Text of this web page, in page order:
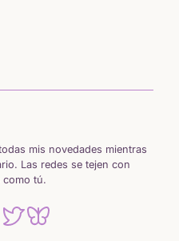
mis novedades mientras
Las redes se tejen con
como tú.